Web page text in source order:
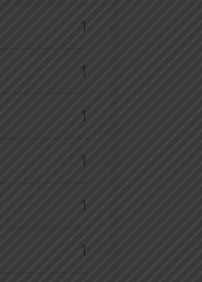
1
1
1
1
1
1